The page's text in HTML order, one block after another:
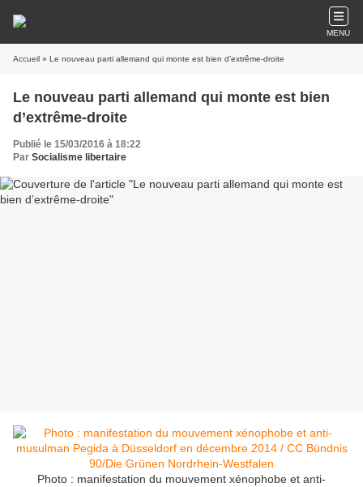
MENU
Accueil » Le nouveau parti allemand qui monte est bien d’extrême-droite
Le nouveau parti allemand qui monte est bien
d’extrême-droite
Publié le 15/03/2016 à 18:22
Par Socialisme libertaire
Photo : manifestation du mouvement xénophobe et anti-